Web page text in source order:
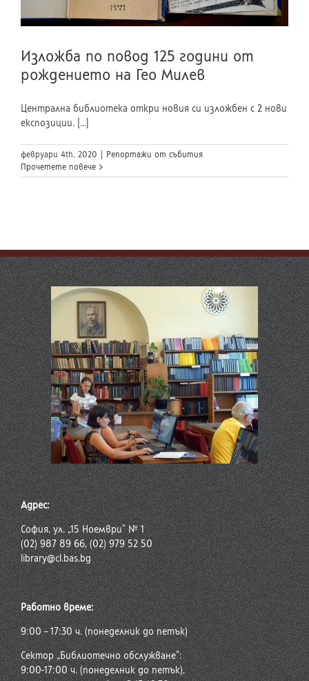
Изложба по повод 125 години от
рождението на Гео Милев
Централна библиотека откри новия си изложбен с 2 нови
експозиции. [...]
февруари 4th, 2020
Репортажи от събития
Прочетете повече
Адрес:
София, ул. „15 Ноември“ № 1
(02) 987 89 66, (02) 979 52 50
library@cl.bas.bg
Работно време:
9:00 – 17:30 ч. (понеделник до петък)
Сектор „Библиотечно обслужване“:
9:00-17:00 ч. (понеделник до петък),